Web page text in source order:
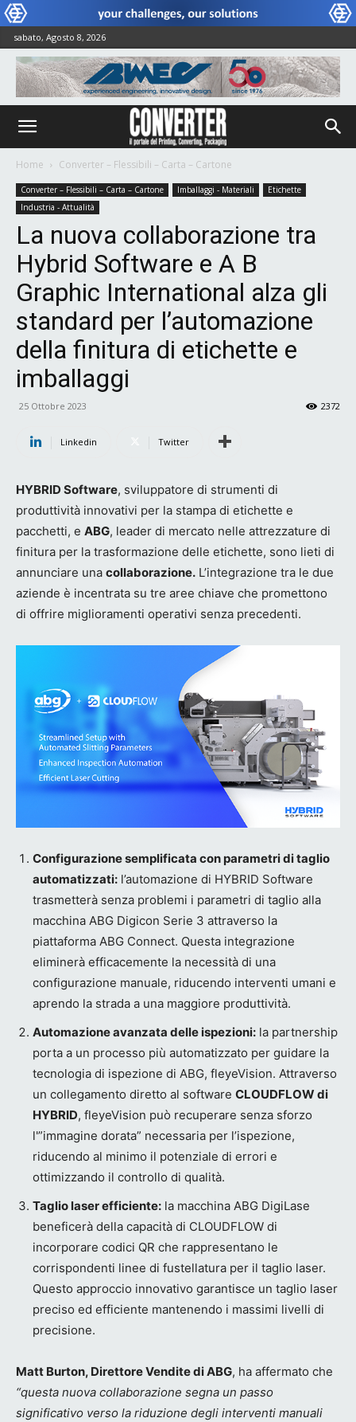
sabato, Agosto 8, 2026
Home Converter – Flessibili – Carta – Cartone
Converter – Flessibili – Carta – Cartone Imballaggi - Materiali
Etichette
Industria - Attualità
La nuova collaborazione tra
Hybrid Software e A B
Graphic International alza gli
standard per l’automazione
della finitura di etichette e
imballaggi
25 Ottobre 2023 2372
Linkedin Twitter
HYBRID Software, sviluppatore di strumenti di
produttività innovativi per la stampa di etichette e
pacchetti, e ABG, leader di mercato nelle attrezzature di
finitura per la trasformazione delle etichette, sono lieti di
annunciare una collaborazione. L’integrazione tra le due
aziende è incentrata su tre aree chiave che promettono
di offrire miglioramenti operativi senza precedenti.
Configurazione semplificata con parametri di taglio
automatizzati: l’automazione di HYBRID Software
trasmetterà senza problemi i parametri di taglio alla
macchina ABG Digicon Serie 3 attraverso la
piattaforma ABG Connect. Questa integrazione
eliminerà efficacemente la necessità di una
configurazione manuale, riducendo interventi umani e
aprendo la strada a una maggiore produttività.
Automazione avanzata delle ispezioni: la partnership
porta a un processo più automatizzato per guidare la
tecnologia di ispezione di ABG, fleyeVision. Attraverso
un collegamento diretto al software CLOUDFLOW di
HYBRID, fleyeVision può recuperare senza sforzo
l'”immagine dorata” necessaria per l’ispezione,
riducendo al minimo il potenziale di errori e
ottimizzando il controllo di qualità.
Taglio laser efficiente: la macchina ABG DigiLase
beneficerà della capacità di CLOUDFLOW di
incorporare codici QR che rappresentano le
corrispondenti linee di fustellatura per il taglio laser.
Questo approccio innovativo garantisce un taglio laser
preciso ed efficiente mantenendo i massimi livelli di
precisione.
Matt Burton, Direttore Vendite di ABG, ha affermato che
“questa nuova collaborazione segna un passo
significativo verso la riduzione degli interventi manuali